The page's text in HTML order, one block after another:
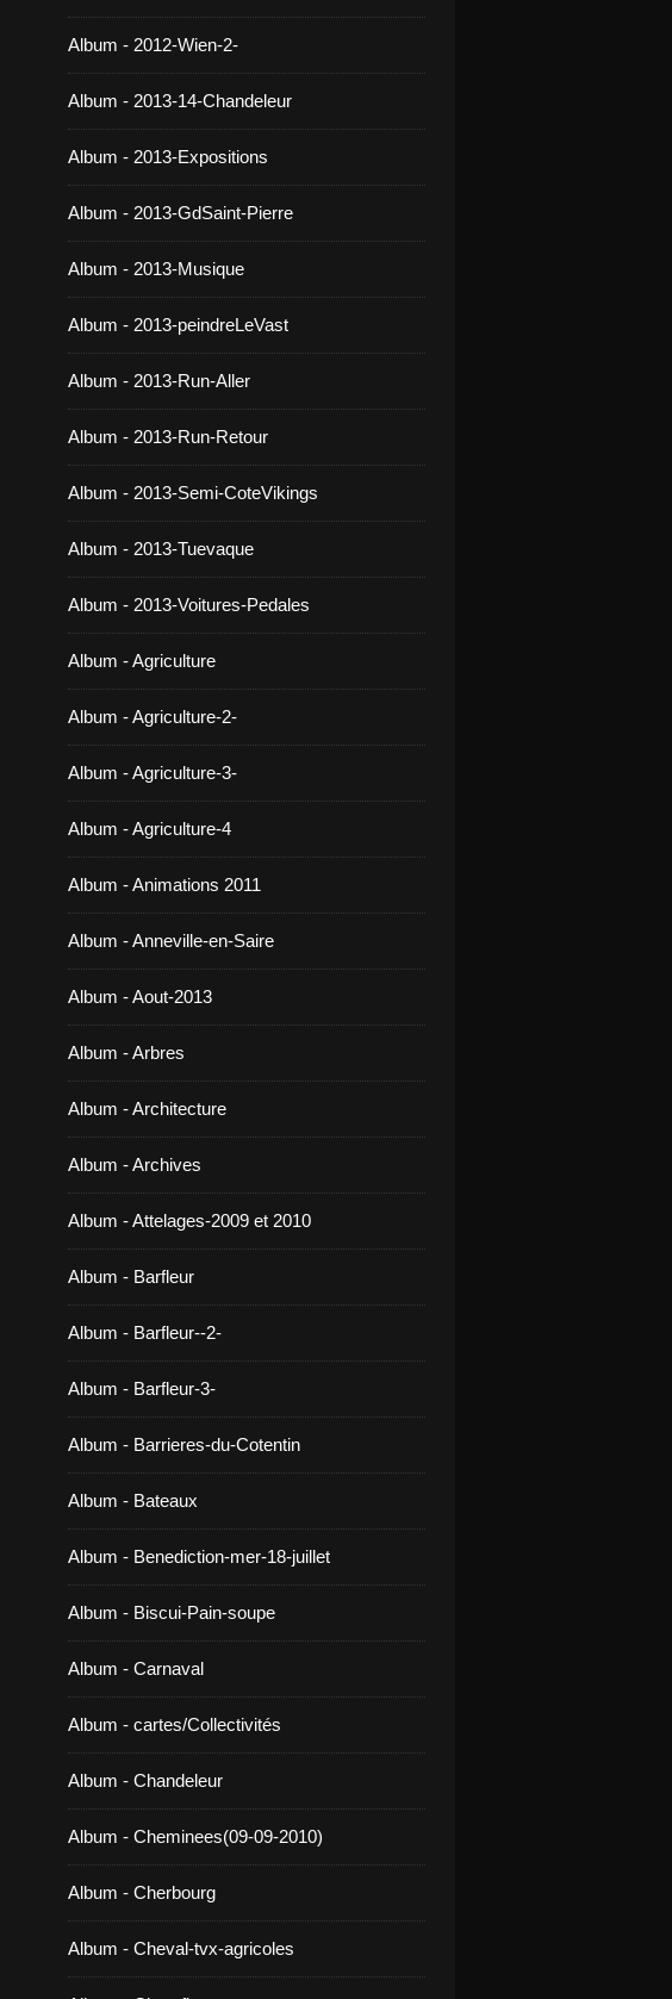
Album - 2012-Wien-2-
Album - 2013-14-Chandeleur
Album - 2013-Expositions
Album - 2013-GdSaint-Pierre
Album - 2013-Musique
Album - 2013-peindreLeVast
Album - 2013-Run-Aller
Album - 2013-Run-Retour
Album - 2013-Semi-CoteVikings
Album - 2013-Tuevaque
Album - 2013-Voitures-Pedales
Album - Agriculture
Album - Agriculture-2-
Album - Agriculture-3-
Album - Agriculture-4
Album - Animations 2011
Album - Anneville-en-Saire
Album - Aout-2013
Album - Arbres
Album - Architecture
Album - Archives
Album - Attelages-2009 et 2010
Album - Barfleur
Album - Barfleur--2-
Album - Barfleur-3-
Album - Barrieres-du-Cotentin
Album - Bateaux
Album - Benediction-mer-18-juillet
Album - Biscui-Pain-soupe
Album - Carnaval
Album - cartes/Collectivités
Album - Chandeleur
Album - Cheminees(09-09-2010)
Album - Cherbourg
Album - Cheval-tvx-agricoles